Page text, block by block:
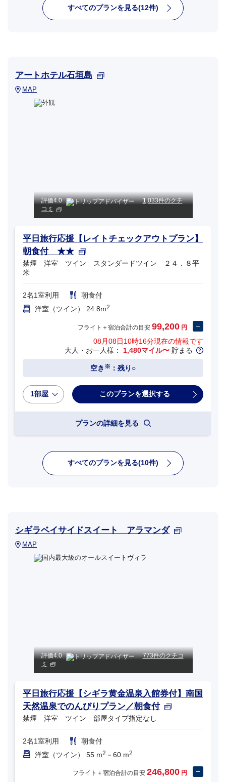
すべてのプランを見る(12件)
アートホテル石垣島
MAP
評価4.0
1,033件のクチ
コミ
平日旅行応援【レイトチェックアウトプラン】
朝食付 ★★
禁煙 洋室 ツイン スタンダードツイン ２４．８平
米
2名1室利用
朝食付
洋室（ツイン） 24.8m2
フライト＋宿泊合計の目安 99,200 円
08月08日10時16分現在の情報です
大人・お一人様： 1,480マイル〜 貯まる
空き ※ ：残り○
1部屋
プランの詳細を見る
すべてのプランを見る(10件)
シギラベイサイドスイート アラマンダ
MAP
評価4.0
773件のクチコ
ミ
平日旅行応援【シギラ黄金温泉入館券付】南国
天然温泉でのんびりプラン／朝食付
禁煙 洋室 ツイン 部屋タイプ指定なし
2名1室利用
朝食付
洋室（ツイン） 55 m2 －60 m2
フライト＋宿泊合計の目安 246,800 円